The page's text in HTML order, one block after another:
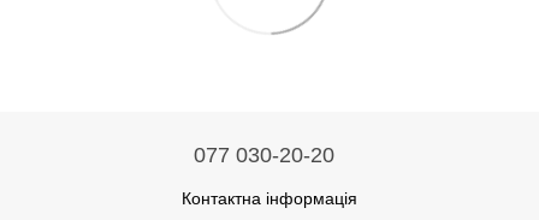
077 030-20-20
Контактна інформація